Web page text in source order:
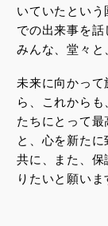
いていたとい
での出来事を話
みんな、堂々と
未来に向かっ
ら、これから
たちにとって
と、心を新た
共に、また、
りたいと願いま